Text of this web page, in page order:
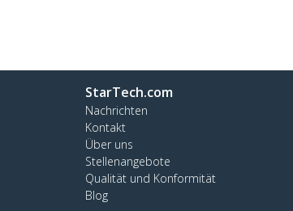
StarTech.com
Nachrichten
Kontakt
Über uns
Stellenangebote
Qualität und Konformität
Blog